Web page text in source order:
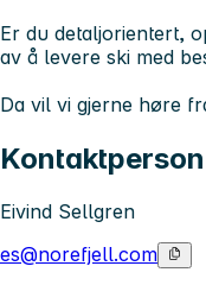
Er du detaljorientert,
av å levere ski med
Da vil vi gjerne høre
Eivind Sellgren
es@norefjell.com